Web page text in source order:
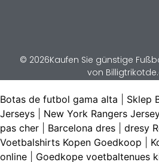
© 2026Kaufen Sie günstige
von
Botas de futbol gama alta Sklep
Jerseys
New York Rangers
pas cher
Barcelona dres dresy
Voetbalshirts Kopen Goedkoop
online
Goedkope voetbaltenues